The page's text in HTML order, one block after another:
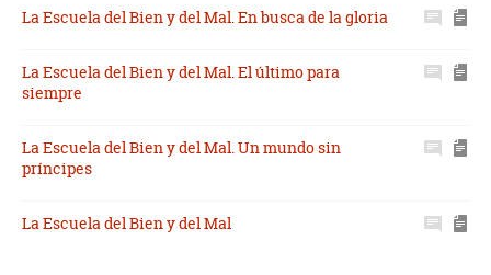
La Escuela del Bien y del Mal. En busca de la gloria
La Escuela del Bien y del Mal. El último para
siempre
La Escuela del Bien y del Mal. Un mundo sin
príncipes
La Escuela del Bien y del Mal